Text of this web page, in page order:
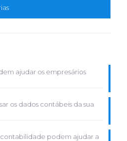
ajudar os empresários
os dados contábeis da sua
podem ajudar a